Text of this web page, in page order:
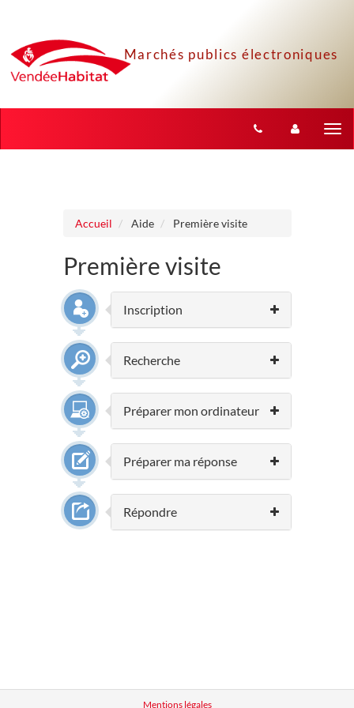
Accueil Aide Première visite
Première visite
Inscription
Recherche
Préparer mon ordinateur
Préparer ma réponse
Répondre
Mentions légales